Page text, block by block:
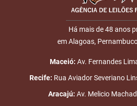
Há mais de 48 anos
em Alagoas,
Maceió: Av. Fernandes
Recife: Rua Aviador Severiano
Aracajú: Av. Melicio